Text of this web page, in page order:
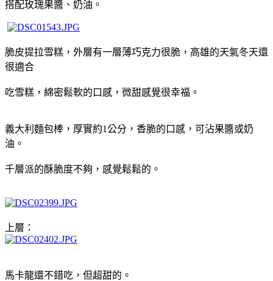
搭配玫瑰果醬、奶油。
脆皮提拉雪糕，外層有一層薄巧克力很脆，高雄的天氣冬天還
很適合
吃雪糕，綿密鬆軟的口感，微甜感覺很幸福。
義大利麵包棒，厚實約1公分，香脆的口感，可沾果醬或奶
油。
千層派的酥脆度不夠，感覺鬆鬆的。
上層：
馬卡龍還不錯吃，但超甜的。